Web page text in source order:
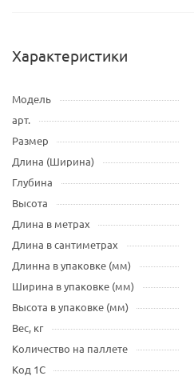
Характеристики
Модель
арт.
Размер
Длина (Ширина)
Глубина
Высота
Длина в метрах
Длина в сантиметрах
Длинна в упаковке (мм)
Ширина в упаковке (мм)
Высота в упаковке (мм)
Вес, кг
Количество на паллете
Код 1С